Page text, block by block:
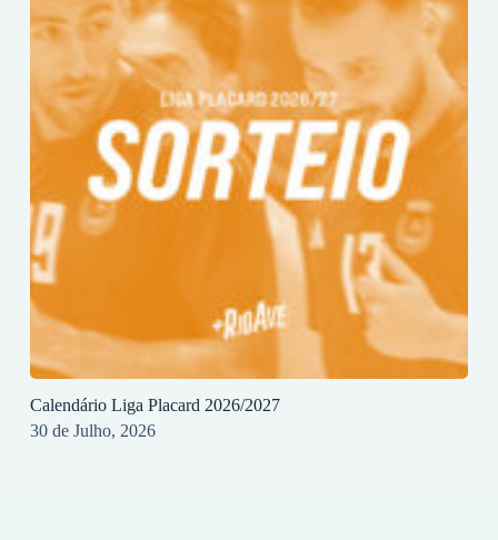
Calendário Liga Placard 2026/2027
30 de Julho, 2026